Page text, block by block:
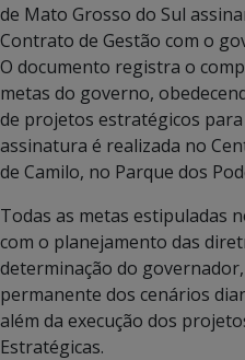
de Mato Grosso do Sul
Contrato de Gestão com o
O documento registra o
metas do governo,
de projetos estratégicos para
assinatura é realizada no
de Camilo, no Parque dos
Todas as metas estipuladas
com o planejamento das
determinação do
permanente dos cenários
além da execução dos
Estratégicas.